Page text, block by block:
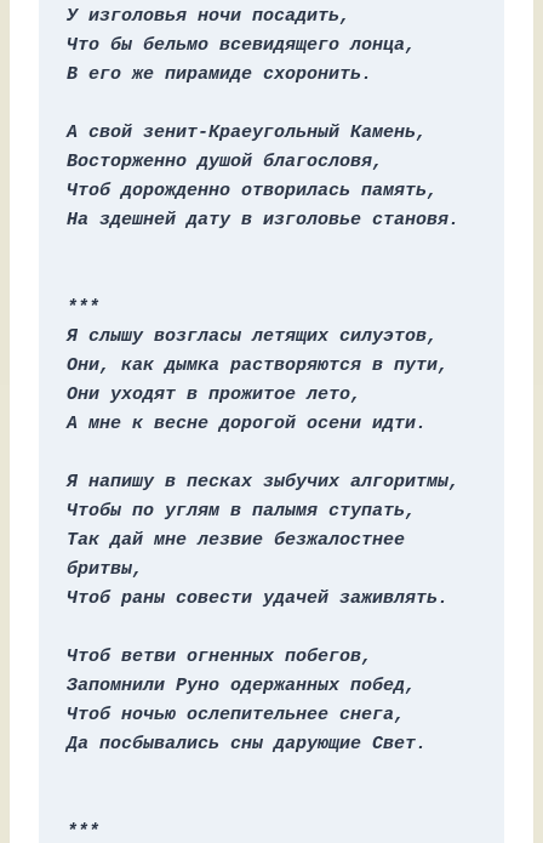
У изголовья ночи посадить,
Что бы бельмо всевидящего лонца,
В его же пирамиде схоронить.
А свой зенит-Краеугольный Камень,
Восторженно душой благословя,
Чтоб дорожденно отворилась память,
На здешней дату в изголовье становя.
***
Я слышу возгласы летящих силуэтов,
Они, как дымка растворяются в пути,
Они уходят в прожитое лето,
А мне к весне дорогой осени идти.
Я напишу в песках зыбучих алгоритмы,
Чтобы по углям в палымя ступать,
Так дай мне лезвие безжалостнее
бритвы,
Чтоб раны совести удачей заживлять.
Чтоб ветви огненных побегов,
Запомнили Руно одержанных побед,
Чтоб ночью ослепительнее снега,
Да посбывались сны дарующие Свет.
***